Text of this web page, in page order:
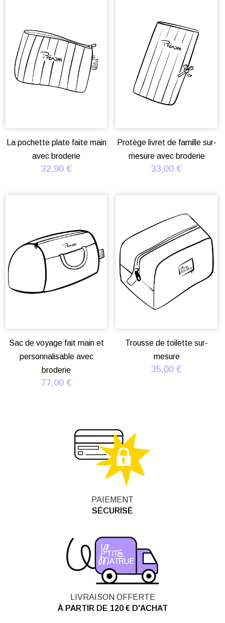
La pochette plate faite main
avec broderie
32,90 €
Protège livret de famille sur-
mesure avec broderie
33,00 €
Sac de voyage fait main et
personnalisable avec
broderie
77,00 €
Trousse de toilette sur-
mesure
35,00 €
PAIEMENT
SÉCURISÉ
LIVRAISON OFFERTE
À PARTIR DE 120 € D'ACHAT